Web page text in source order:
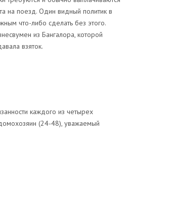
на поезд. Один видный политик в
что-либо сделать без этого.
из Бангалора, которой
взяток.
каждого из четырех
(24-48), уважаемый